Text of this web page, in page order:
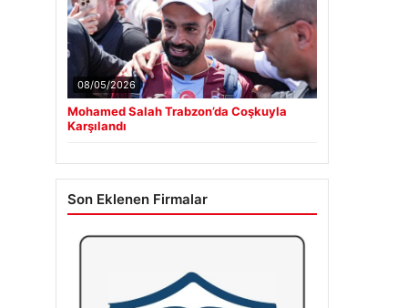
08/05/2026
Mohamed Salah Trabzon’da Coşkuyla
Karşılandı
Son Eklenen Firmalar